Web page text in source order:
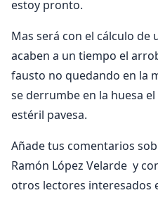
estoy pronto.
Mas será con el cálculo de
acaben a un tiempo el
fausto no quedando en la
se derrumbe en la huesa
estéril pavesa.
Añade tus comentarios
Ramón López Velarde y
otros lectores interesados